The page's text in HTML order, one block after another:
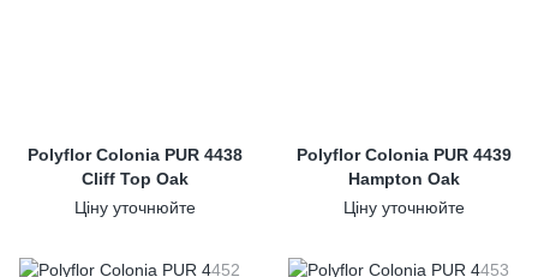
Polyflor Colonia PUR 4438
Cliff Top Oak
Ціну уточнюйте
Polyflor Colonia PUR 4439
Hampton Oak
Ціну уточнюйте